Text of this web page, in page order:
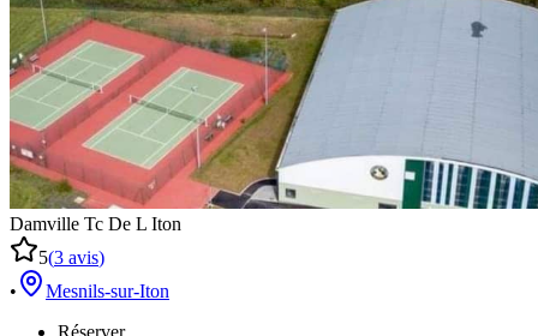
Damville Tc De L Iton
5(3 avis)
•
Mesnils-sur-Iton
Réserver